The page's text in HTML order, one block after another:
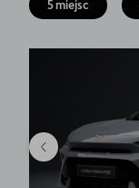
Kontakt
5 miejsc